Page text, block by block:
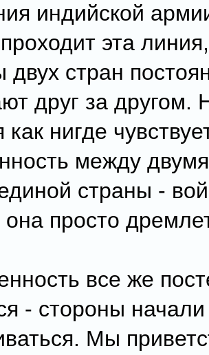
индийской
эта
стран
друг за другом.
как нигде
между
страны -
она просто
все же
- стороны начали
Мы